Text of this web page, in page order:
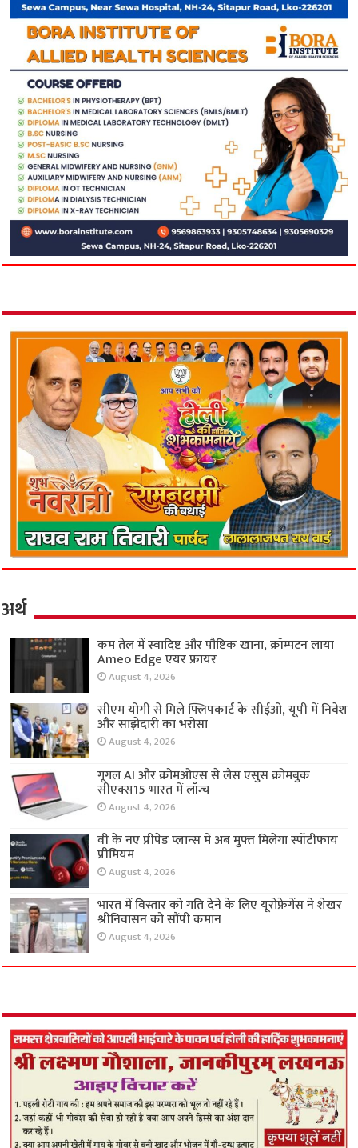
अर्थ
कम तेल में स्वादिष्ट और पौष्टिक खाना, क्रॉम्पटन लाया
Ameo Edge एयर फ्रायर
August 4, 2026
सीएम योगी से मिले फ्लिपकार्ट के सीईओ, यूपी में निवेश
और साझेदारी का भरोसा
August 4, 2026
गूगल AI और क्रोमओएस से लैस एसुस क्रोमबुक
सीएक्स15 भारत में लॉन्च
August 4, 2026
वी के नए प्रीपेड प्लान्स में अब मुफ्त मिलेगा स्पॉटीफाय
प्रीमियम
August 4, 2026
भारत में विस्तार को गति देने के लिए यूरोफ्रेगेंस ने शेखर
श्रीनिवासन को सौंपी कमान
August 4, 2026